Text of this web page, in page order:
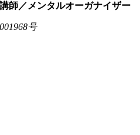
師／メンタルオーガナイザー
号